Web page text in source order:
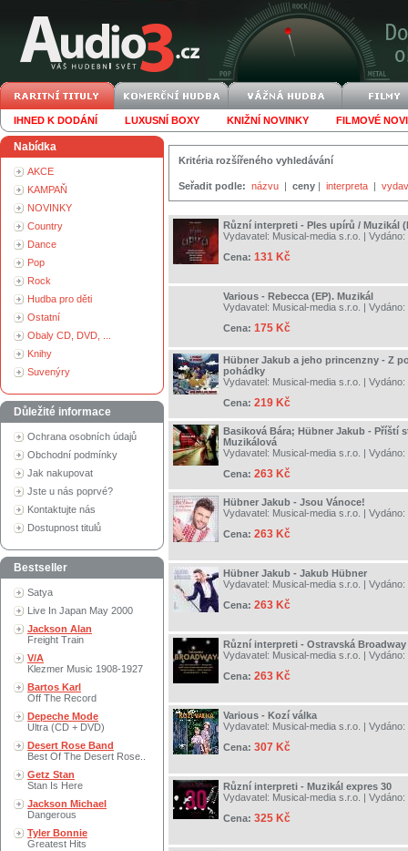
IHNED K DODÁNÍ LUXUSNÍ BOXY KNIŽNÍ NOVINKY FILMOVÉ
Nabídka
AKCE
KAMPAŇ
NOVINKY
Country
Dance
Pop
Rock
Hudba pro děti
Ostatní
Obaly CD, DVD, ...
Knihy
Suvenýry
Důležité informace
Ochrana osobních údajů
Obchodní podmínky
Jak nakupovat
Jste u nás poprvé?
Kontaktujte nás
Dostupnost titulů
Bestseller
Satya
Live In Japan May 2000
Jackson Alan
Freight Train
V/A
Klezmer Music 1908-1927
Bartos Karl
Off The Record
Depeche Mode
Ultra (CD + DVD)
Desert Rose Band
Best Of The Desert Rose..
Getz Stan
Stan Is Here
Jackson Michael
Dangerous
Tyler Bonnie
Greatest Hits
Kritéria rozšířeného vyhledávání
Seřadit podle: názvu | ceny | interpreta |
Různí interpreti - Ples upírů / Muzikál
Vydavatel: Musical-media s.r.o. | Vydáno:
Cena: 131 Kč
Various - Rebecca (EP). Muzikál
Vydavatel: Musical-media s.r.o. | Vydáno:
Cena: 175 Kč
Hübner Jakub a jeho princenzny - Z
pohádky
Vydavatel: Musical-media s.r.o. | Vydáno:
Cena: 219 Kč
Basiková Bára; Hübner Jakub - Příští
Muzikálová
Vydavatel: Musical-media s.r.o. | Vydáno:
Cena: 263 Kč
Hübner Jakub - Jsou Vánoce!
Vydavatel: Musical-media s.r.o. | Vydáno:
Cena: 263 Kč
Hübner Jakub - Jakub Hübner
Vydavatel: Musical-media s.r.o. | Vydáno:
Cena: 263 Kč
Různí interpreti - Ostravská
Vydavatel: Musical-media s.r.o. | Vydáno:
Cena: 263 Kč
Various - Kozí válka
Vydavatel: Musical-media s.r.o. | Vydáno:
Cena: 307 Kč
Různí interpreti - Muzikál expres 30
Vydavatel: Musical-media s.r.o. | Vydáno:
Cena: 325 Kč